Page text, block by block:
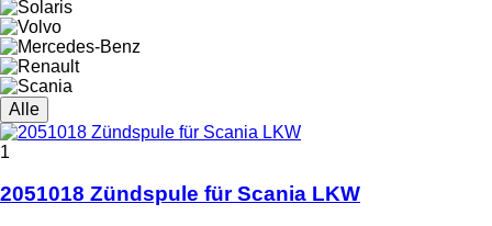
Alle
1
2051018 Zündspule für Scania LKW